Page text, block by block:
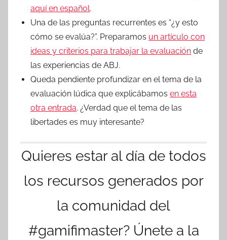
aquí en español.
Una de las preguntas recurrentes es “¿y esto
cómo se evalúa?”. Preparamos un artículo con
ideas y criterios para trabajar la evaluación de
las experiencias de ABJ.
Queda pendiente profundizar en el tema de la
evaluación lúdica que explicábamos en esta
otra entrada. ¿Verdad que el tema de las
libertades es muy interesante?
Quieres estar al día de todos
los recursos generados por
la comunidad del
#gamifimaster? Únete a la